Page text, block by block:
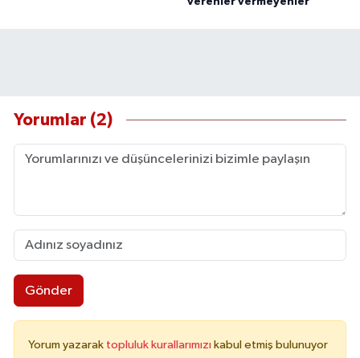
Yorumlar (2)
Gönder
Yorum yazarak topluluk kurallarımızı kabul etmiş bulunuyor